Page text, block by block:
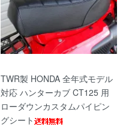
TWR製 HONDA 全年式モデル
対応 ハンターカブ CT125 用
ローダウンカスタムパイピン
グシート